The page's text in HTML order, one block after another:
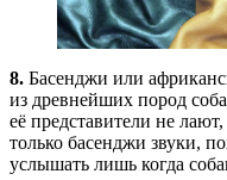
8. Басенджи или
из древнейших пород
её представители не
только басенджи звуки,
услышать лишь когда